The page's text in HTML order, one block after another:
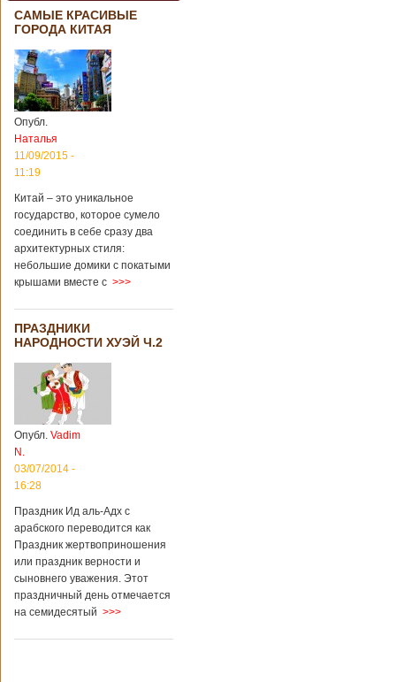
САМЫЕ КРАСИВЫЕ
ГОРОДА КИТАЯ
Опубл.
Наталья
11/09/2015 -
11:19
Китай – это уникальное
государство, которое сумело
соединить в себе сразу два
архитектурных стиля:
небольшие домики с покатыми
крышами вместе с >>>
ПРАЗДНИКИ
НАРОДНОСТИ ХУЭЙ Ч.2
Опубл. Vadim
N.
03/07/2014 -
16:28
Праздник Ид аль-Адх с
арабского переводится как
Праздник жертвоприношения
или праздник верности и
сыновнего уважения. Этот
праздничный день отмечается
на семидесятый >>>